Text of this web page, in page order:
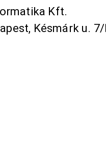
Kft.
Késmárk u.